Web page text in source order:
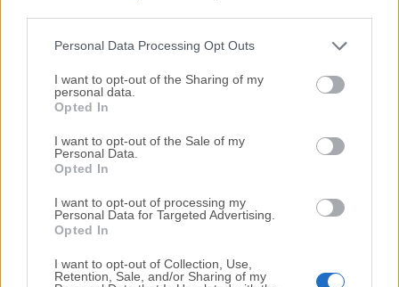
Personal Data Processing Opt Outs
I want to opt-out of the Sharing of my
personal data.
Opted In
I want to opt-out of the Sale of my
Personal Data.
Opted In
I want to opt-out of processing my
Personal Data for Targeted Advertising.
Opted In
I want to opt-out of Collection, Use,
Retention, Sale, and/or Sharing of my
solo para uso doméstico. Utiliza la misma tecnología qu...